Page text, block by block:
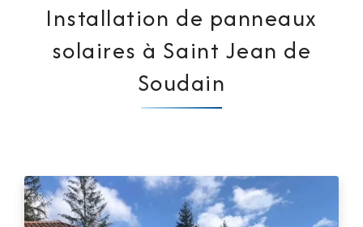
Installation de panneaux
solaires à Saint Jean de
Soudain